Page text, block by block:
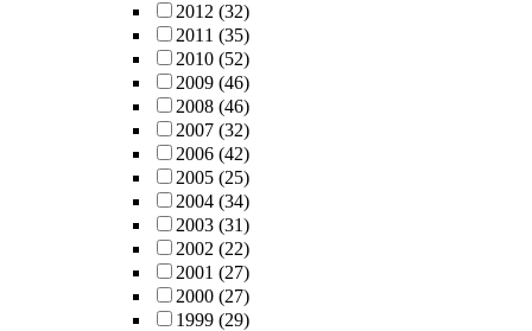
2012 (32)
2011 (35)
2010 (52)
2009 (46)
2008 (46)
2007 (32)
2006 (42)
2005 (25)
2004 (34)
2003 (31)
2002 (22)
2001 (27)
2000 (27)
1999 (29)